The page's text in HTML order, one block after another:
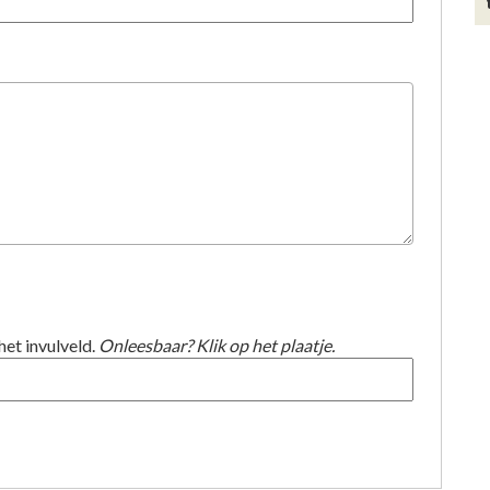
invulveld. Onleesbaar? Klik op het plaatje.